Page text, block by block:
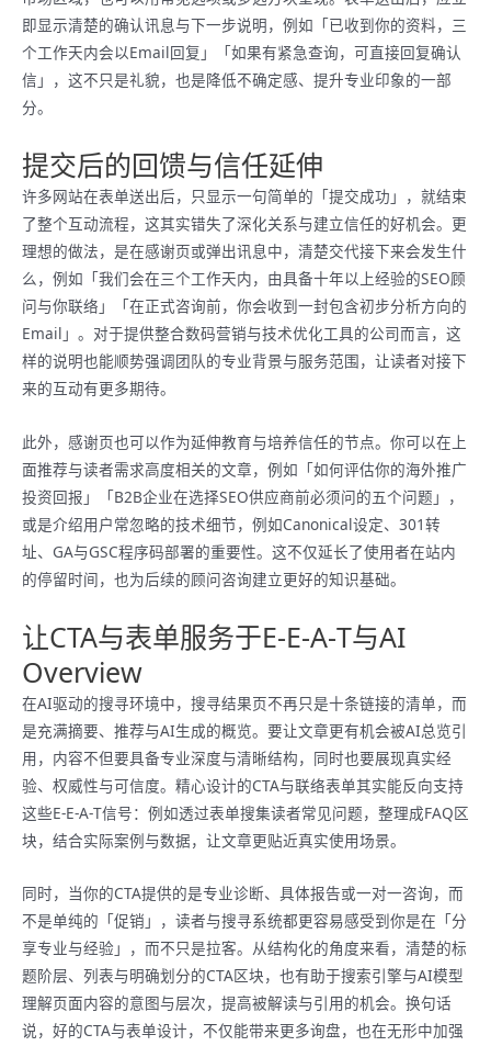
即显示清楚的确认讯息与下一步说明，例如「已收到你的资料，三
个工作天内会以Email回复」「如果有紧急查询，可直接回复确认
信」，这不只是礼貌，也是降低不确定感、提升专业印象的一部
分。
提交后的回馈与信任延伸
许多网站在表单送出后，只显示一句简单的「提交成功」，就结束
了整个互动流程，这其实错失了深化关系与建立信任的好机会。更
理想的做法，是在感谢页或弹出讯息中，清楚交代接下来会发生什
么，例如「我们会在三个工作天内，由具备十年以上经验的SEO顾
问与你联络」「在正式咨询前，你会收到一封包含初步分析方向的
Email」。对于提供整合数码营销与技术优化工具的公司而言，这
样的说明也能顺势强调团队的专业背景与服务范围，让读者对接下
来的互动有更多期待。
此外，感谢页也可以作为延伸教育与培养信任的节点。你可以在上
面推荐与读者需求高度相关的文章，例如「如何评估你的海外推广
投资回报」「B2B企业在选择SEO供应商前必须问的五个问题」，
或是介绍用户常忽略的技术细节，例如Canonical设定、301转
址、GA与GSC程序码部署的重要性。这不仅延长了使用者在站内
的停留时间，也为后续的顾问咨询建立更好的知识基础。
让CTA与表单服务于E‑E‑A‑T与AI
Overview
在AI驱动的搜寻环境中，搜寻结果页不再只是十条链接的清单，而
是充满摘要、推荐与AI生成的概览。要让文章更有机会被AI总览引
用，内容不但要具备专业深度与清晰结构，同时也要展现真实经
验、权威性与可信度。精心设计的CTA与联络表单其实能反向支持
这些E‑E‑A‑T信号：例如透过表单搜集读者常见问题，整理成FAQ区
块，结合实际案例与数据，让文章更贴近真实使用场景。
同时，当你的CTA提供的是专业诊断、具体报告或一对一咨询，而
不是单纯的「促销」，读者与搜寻系统都更容易感受到你是在「分
享专业与经验」，而不只是拉客。从结构化的角度来看，清楚的标
题阶层、列表与明确划分的CTA区块，也有助于搜索引擎与AI模型
理解页面内容的意图与层次，提高被解读与引用的机会。换句话
说，好的CTA与表单设计，不仅能带来更多询盘，也在无形中加强